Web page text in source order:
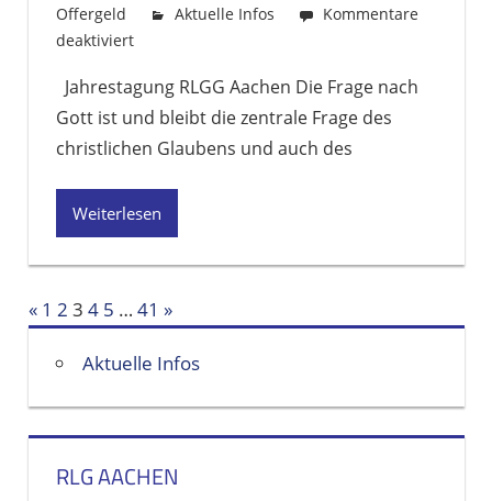
Offergeld
Aktuelle Infos
Kommentare
deaktiviert
des
RLGG
–
die
IfL
ab
jetzt
Jahrestagung RLGG Aachen Die Frage nach
Gott ist und bleibt die zentrale Frage des
christlichen Glaubens und auch des
Weiterlesen
Beitragsnavigation
«Vorherige
1 2 3 4 5 … 41 Nächste
»
Aktuelle Infos
RLG AACHEN